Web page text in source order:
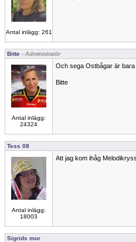
Antal inlägg: 261
Bitte - Administratör
Antal inlägg:
24324
Och sega Ostbågar är bara
Bitte
Tess 08
Antal inlägg:
18003
Att jag kom ihåg
Sigrids mor